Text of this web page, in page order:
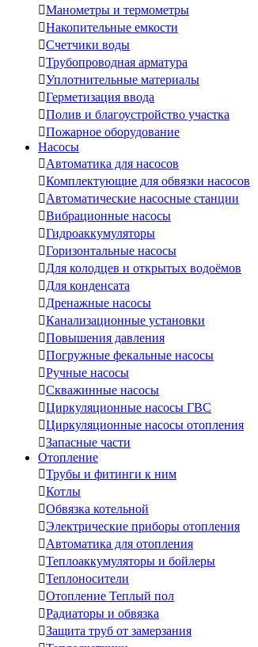
Манометры и термометры
Накопительные емкости
Счетчики воды
Трубопроводная арматура
Уплотнительные материалы
Герметизация ввода
Полив и благоустройство участка
Пожарное оборудование
Насосы
Автоматика для насосов
Комплектующие для обвязки насосов
Автоматические насосные станции
Вибрационные насосы
Гидроаккумуляторы
Горизонтальные насосы
Для колодцев и открытых водоёмов
Для конденсата
Дренажные насосы
Канализационные установки
Повышения давления
Погружные фекальные насосы
Ручные насосы
Скважинные насосы
Циркуляционные насосы ГВС
Циркуляционные насосы отопления
Запасные части
Отопление
Трубы и фитинги к ним
Котлы
Обвязка котельной
Электрические приборы отопления
Автоматика для отопления
Теплоаккумуляторы и бойлеры
Теплоносители
Отопление Теплый пол
Радиаторы и обвязка
Защита труб от замерзания